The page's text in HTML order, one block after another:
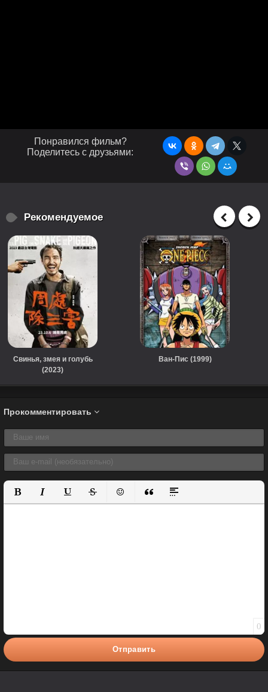
Понравился фильм?
Поделитесь с друзьями:
Рекомендуемое
Свинья, змея и голубь
(2023)
Ван-Пис (1999)
Прокомментировать
Полужирный
КурсивПодчеркнутый
ЗачеркнутыйВставить смайлик
Вставка цитаты
Вставка спойлера
0
Отправить